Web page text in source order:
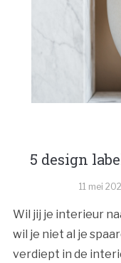
5 design
11 mei
Wil jij je interieur
wil je niet al je
verdiept in de